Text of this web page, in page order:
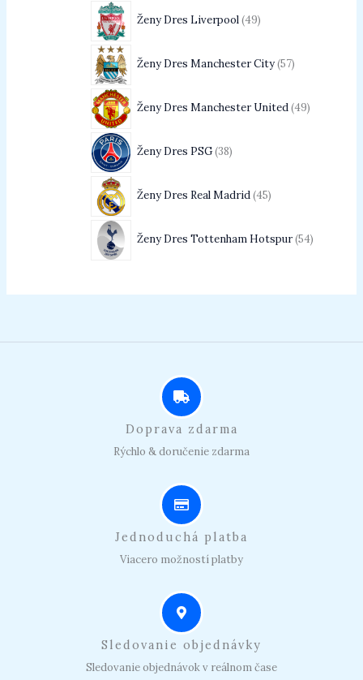
Ženy Dres Liverpool 49
Ženy Dres Manchester City 57
Ženy Dres Manchester United 49
Ženy Dres PSG 38
Ženy Dres Real Madrid 45
Ženy Dres Tottenham Hotspur 54
Doprava zdarma
Rýchlo & doručenie zdarma
Jednoduchá platba
Viacero možností platby
Sledovanie objednávky
Sledovanie objednávok v reálnom čase